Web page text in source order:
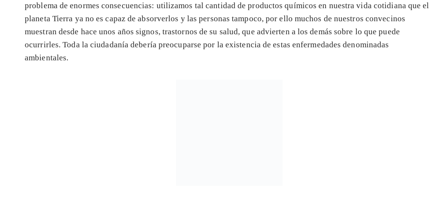
problema de enormes consecuencias: utilizamos tal cantidad de productos químicos en nuestra vida cotidiana que el
planeta Tierra ya no es capaz de absorverlos y las personas tampoco, por ello muchos de nuestros convecinos
muestran desde hace unos años signos, trastornos de su salud, que advierten a los demás sobre lo que puede
ocurrirles. Toda la ciudadanía debería preocuparse por la existencia de estas enfermedades denominadas
ambientales.